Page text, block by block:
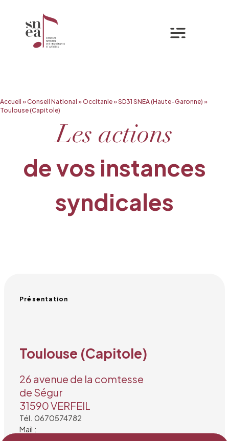
Aller
au
Accueil »Conseil National »Occitanie»SD31 SNEA (Haute-Garonne) »
Toulouse (Capitole)
Les actions
de vos instances
syndicales
Présentation
Toulouse (Capitole)
26 avenue de la comtesse
de Ségur
31590 VERFEIL
Tél. 0670574782
Mail :